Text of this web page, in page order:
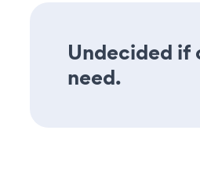
Undecided if
need.